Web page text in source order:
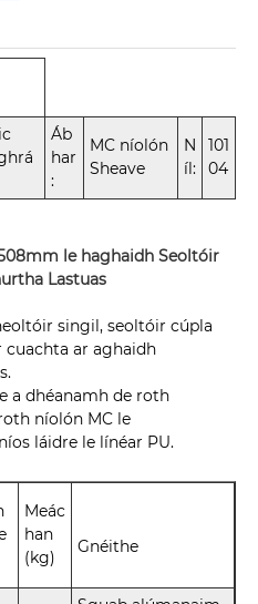
Áb
har
:
MC níolón
Sheave
N
íl:
101
04
le haghaidh Seoltóir
Lastuas
singil, seoltóir cúpla
ar aghaidh
a dhéanamh de roth
níolón MC le
láidre le línéar PU.
Meác
han
(kg)
Gnéithe